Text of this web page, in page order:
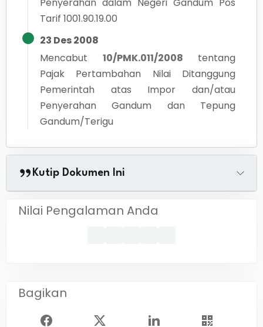
Tarif 1001.90.19.00
23 Des 2008
Mencabut
10/PMK.011/2008
tentang
Pajak Pertambahan Nilai Ditanggung
Pemerintah atas Impor dan/atau
Penyerahan Gandum dan Tepung
Gandum/Terigu
Kutip Dokumen Ini
Nilai Pengalaman Anda
Bagikan